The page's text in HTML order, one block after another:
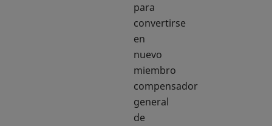
para
convertirse
en
nuevo
miembro
compensador
general
de